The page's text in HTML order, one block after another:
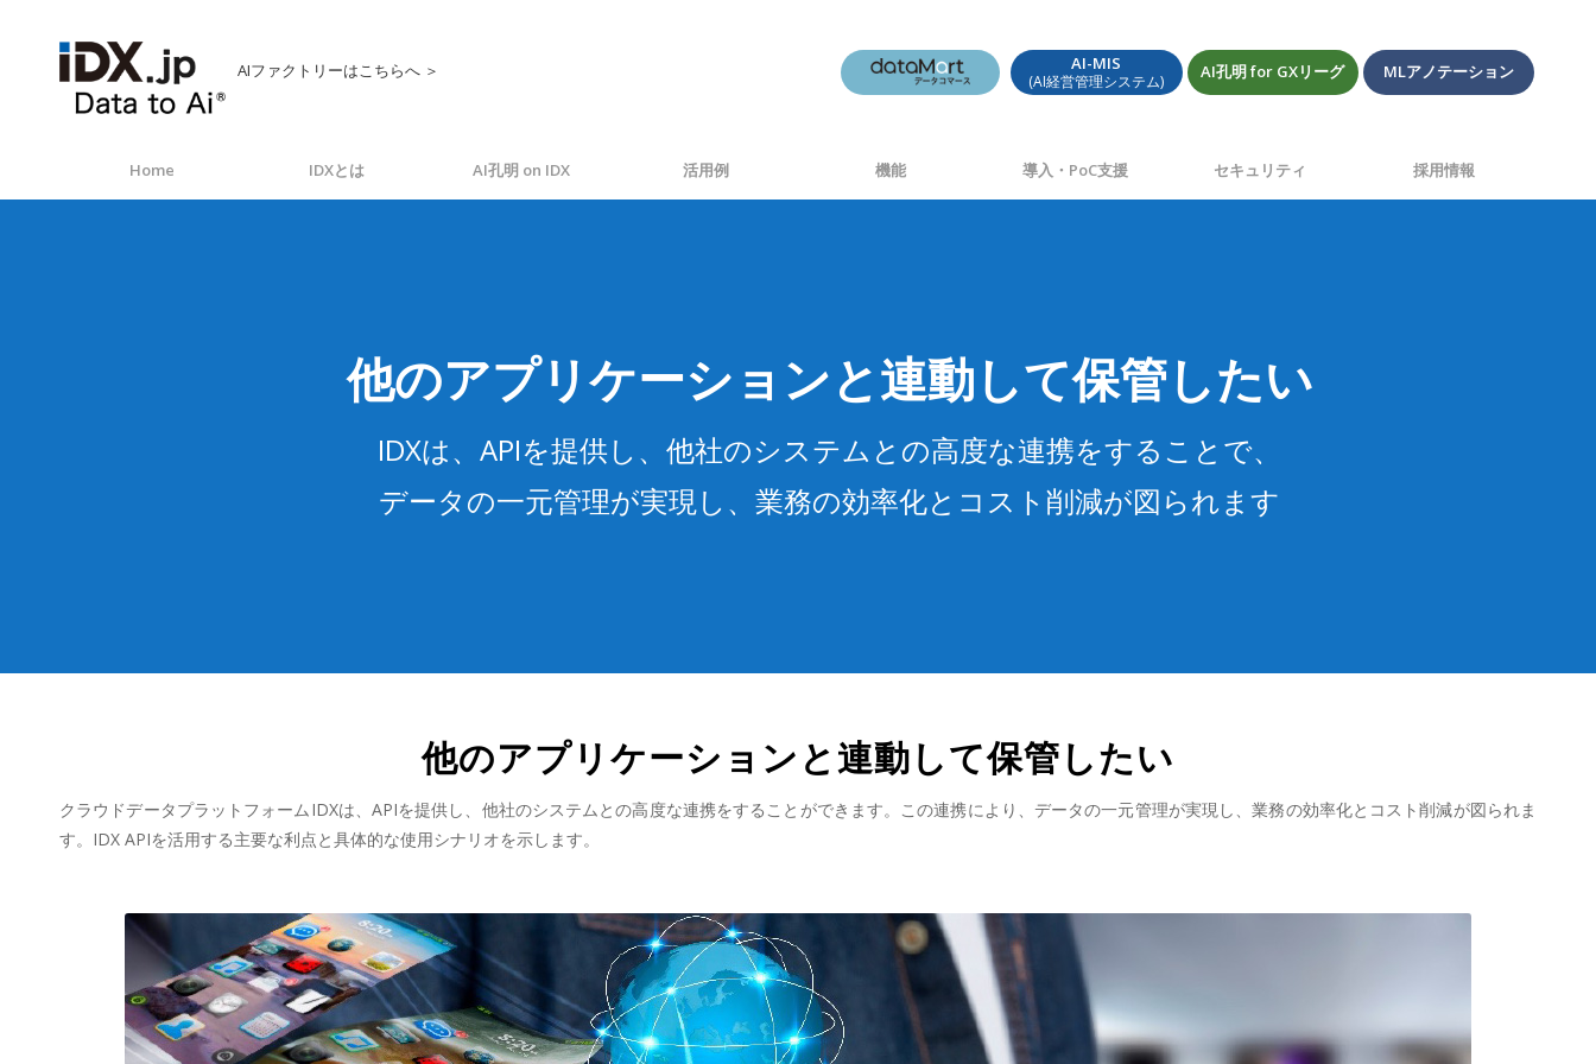
AIファクトリーはこちらへ ＞ AI-MIS
(AI経営管理システム) AI孔明 for GXリーグ MLアノテーション
Home IDXとは AI孔明 on IDX 活用例 機能 導入・PoC支援 セキュリティ 採用情報
他のアプリケーションと連動して保管したい
IDXは、APIを提供し、他社のシステムとの高度な連携をすることで、
データの一元管理が実現し、業務の効率化とコスト削減が図られます
他のアプリケーションと連動して保管したい
クラウドデータプラットフォームIDXは、APIを提供し、他社のシステムとの高度な連携をすることができます。この連携により、データの一元管理が実現し、業務の効率化とコスト削減が図られま
す。IDX APIを活用する主要な利点と具体的な使用シナリオを示します。